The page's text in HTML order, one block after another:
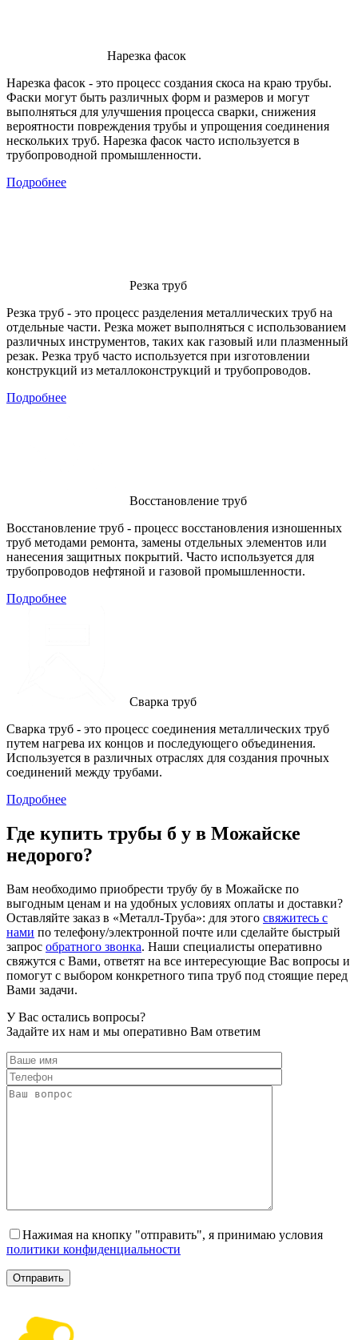
Нарезка фасок
Нарезка фасок - это процесс создания скоса на краю трубы.
Фаски могут быть различных форм и размеров и могут
выполняться для улучшения процесса сварки, снижения
вероятности повреждения трубы и упрощения соединения
нескольких труб. Нарезка фасок часто используется в
трубопроводной промышленности.
Подробнее
Резка труб
Резка труб - это процесс разделения металлических труб на
отдельные части. Резка может выполняться с использованием
различных инструментов, таких как газовый или плазменный
резак. Резка труб часто используется при изготовлении
конструкций из металлоконструкций и трубопроводов.
Подробнее
Восстановление труб
Восстановление труб - процесс восстановления изношенных
труб методами ремонта, замены отдельных элементов или
нанесения защитных покрытий. Часто используется для
трубопроводов нефтяной и газовой промышленности.
Подробнее
Сварка труб
Сварка труб - это процесс соединения металлических труб
путем нагрева их концов и последующего объединения.
Используется в различных отраслях для создания прочных
соединений между трубами.
Подробнее
Где купить трубы б у в Можайске
недорого?
Вам необходимо приобрести трубу бу в Можайске по
выгодным ценам и на удобных условиях оплаты и доставки?
Оставляйте заказ в «Металл-Труба»: для этого свяжитесь с
нами по телефону/электронной почте или сделайте быстрый
запрос обратного звонка. Наши специалисты оперативно
свяжутся с Вами, ответят на все интересующие Вас вопросы и
помогут с выбором конкретного типа труб под стоящие перед
Вами задачи.
У Вас остались вопросы?
Задайте их нам и мы оперативно Вам ответим
Нажимая на кнопку "отправить", я принимаю условия
политики конфиденциальности